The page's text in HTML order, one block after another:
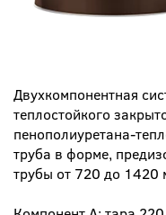
Двухкомпонентная
теплостойкого
пенополиуретана-
труба в форме,
трубы от 720 до 1420